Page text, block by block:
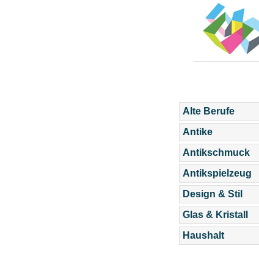
Alte Berufe
Antike
Antikschmuck
Antikspielzeug
Design & Stil
Glas & Kristall
Haushalt